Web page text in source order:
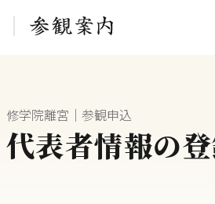
修学院離宮｜参観申込
代表者情報の